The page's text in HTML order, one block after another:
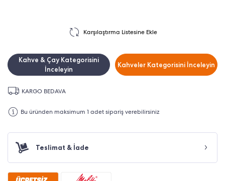
Karşılaştırma Listesine Ekle
Kahve & Çay Kategorisini
İnceleyin
Kahveler Kategorisini İnceleyin
KARGO BEDAVA
Bu üründen maksimum 1 adet sipariş verebilirsiniz
Teslimat & İade